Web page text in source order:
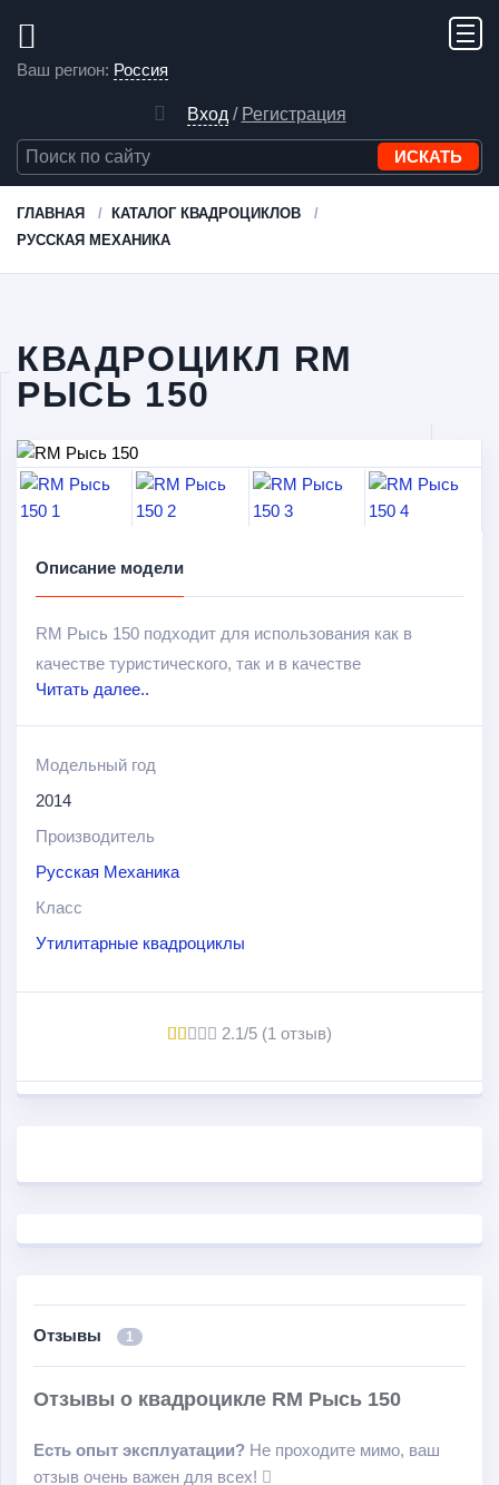
Ваш регион: Россия
Вход / Регистрация
ГЛАВНАЯ
КАТАЛОГ КВАДРОЦИКЛОВ
РУССКАЯ МЕХАНИКА
КВАДРОЦИКЛ RM
РЫСЬ 150
Описание модели
RM Рысь 150 подходит для использования как в
качестве туристического, так и в качестве
утилитарного колесного вездехода. Объем двигателя
не очень большой – всего 150 кубических
местности. Этому способствует также резина с
увеличенным грунтозацепом. При этом можно не
бояться, что двигатель перегреется на сложных
участках трассы: на RM Рысь 150 установлена
фары – светодиодные, рычаг переключения скоростей
обрел новое, более удобное расположение.
Читать далее..
Модельный год
2014
Производитель
Русская Механика
Класс
Утилитарные квадроциклы
2.1/5 (1 отзыв)
Отзывы 1
Отзывы о квадроцикле RM Рысь 150
Есть опыт эксплуатации? Не проходите мимо, ваш
отзыв очень важен для всех!